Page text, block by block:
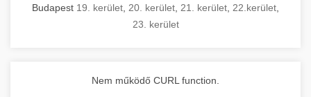
Budapest 19. kerület 20. kerület 21. kerület 22.kerület
23. kerület
Nem működő CURL function.